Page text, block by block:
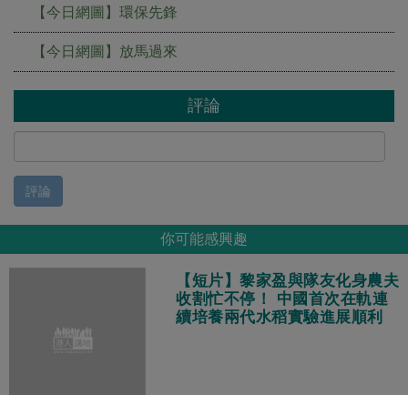
【今日網圖】環保先鋒
【今日網圖】放馬過來
評論
評論
你可能感興趣
【短片】黎家盈與隊友化身農夫
收割忙不停！ 中國首次在軌連
續培養兩代水稻實驗進展順利